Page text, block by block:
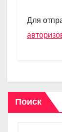
Для
Поиск